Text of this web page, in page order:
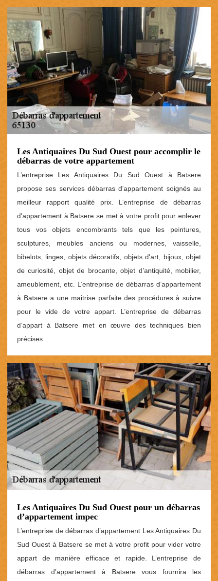
Les Antiquaires Du Sud Ouest pour accomplir le
débarras de votre appartement
L’entreprise Les Antiquaires Du Sud Ouest à Batsere
propose ses services débarras d’appartement soignés au
meilleur rapport qualité prix. L’entreprise de débarras
d’appartement à Batsere se met à votre profit pour enlever
tous vos objets encombrants tels que les peintures,
sculptures, meubles anciens ou modernes, vaisselle,
bibelots, linges, objets décoratifs, objets d'art, bijoux, objet
de curiosité, objet de brocante, objet d’antiquité, mobilier,
ameublement, etc. L’entreprise de débarras d’appartement
à Batsere a une maitrise parfaite des procédures à suivre
pour le vide de votre appart. L’entreprise de débarras
d’appart à Batsere met en œuvre des techniques bien
précises.
Les Antiquaires Du Sud Ouest pour un débarras
d’appartement impec
L’entreprise de débarras d’appartement Les Antiquaires Du
Sud Ouest à Batsere se met à votre profit pour vider votre
appart de manière efficace et rapide. L’entreprise de
débarras d’appartement à Batsere vous fournira les